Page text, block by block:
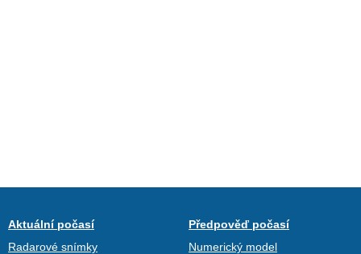
Aktuální počasí
Radarové snímky
Předpověď počasí
Numerický model